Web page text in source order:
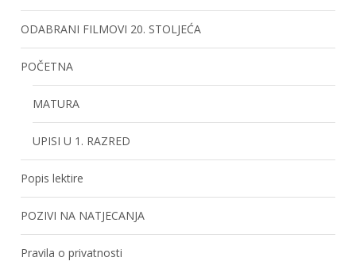
ODABRANI FILMOVI 20. STOLJEĆA
POČETNA
MATURA
UPISI U 1. RAZRED
Popis lektire
POZIVI NA NATJECANJA
Pravila o privatnosti